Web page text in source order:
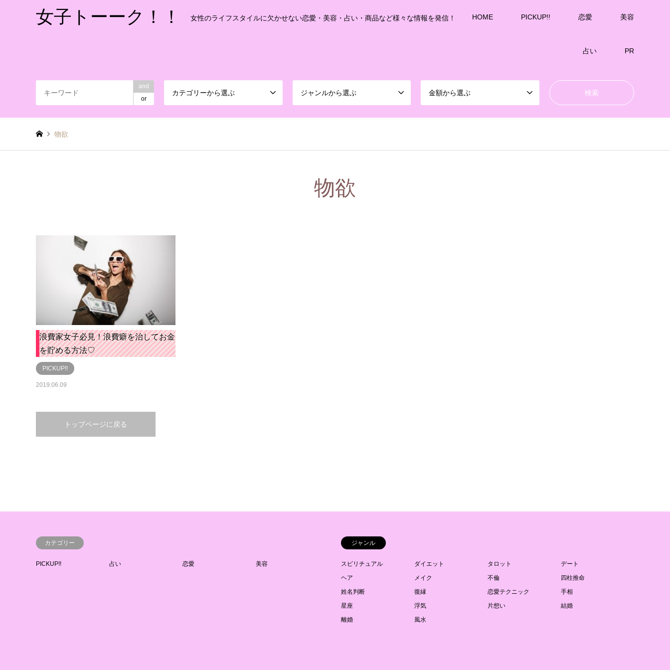
女子トーーク！！ 女性のライフスタイルに欠かせない恋愛・美容・占い・商品など様々な情報を発信！ HOME PICKUP!! 恋愛 美容
占い PR
and
or
カテゴリーから選ぶ ジャンルから選ぶ 金額から選ぶ
物欲
物欲
浪費家女子必見！浪費癖を治してお金
を貯める方法♡
PICKUP!!
2019.06.09
トップページに戻る
カテゴリー
PICKUP!! 占い 恋愛 美容
ジャンル
スピリチュアル ダイエット タロット
デート
ヘア
メイク 不倫
四柱推命
姓名判断
復縁 恋愛テクニック
手相
星座
浮気 片想い
結婚
離婚
風水